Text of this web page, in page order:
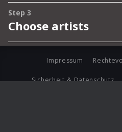
Impressum
Sicherheit & Datenschutz